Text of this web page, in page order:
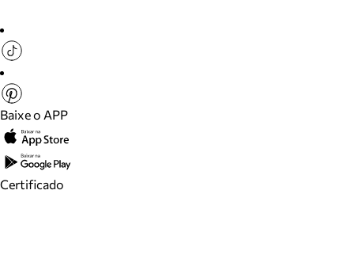
Baixe o APP
Certificado